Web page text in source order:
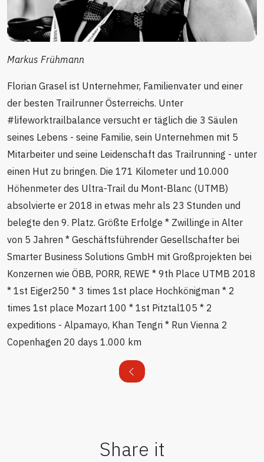
Markus Frühmann
Florian Grasel ist Unternehmer, Familienvater und einer
der besten Trailrunner Österreichs. Unter
#lifeworktrailbalance versucht er täglich die 3 Säulen
seines Lebens - seine Familie, sein Unternehmen mit 5
Mitarbeiter und seine Leidenschaft das Trailrunning - unter
einen Hut zu bringen. Die 171 Kilometer und 10.000
Höhenmeter des Ultra-Trail du Mont-Blanc (UTMB)
absolvierte er 2018 in etwas mehr als 23 Stunden und
belegte den 9. Platz. Größte Erfolge * Zwillinge in Alter
von 5 Jahren * Geschäftsführender Gesellschafter bei
Smarter Business Solutions GmbH mit Großprojekten bei
Konzernen wie ÖBB, PORR, REWE * 9th Place UTMB 2018
* 1st Eiger250 * 3 times 1st place Hochkönigman * 2
times 1st place Mozart 100 * 1st Pitztal105 * 2
expeditions - Alpamayo, Khan Tengri * Run Vienna 2
Copenhagen 20 days 1.000 km
Share it